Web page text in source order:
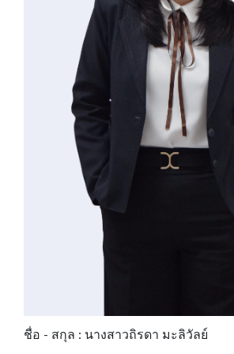
ชื่อ - สกุล : นางสาวถิรดา มะลิวัลย์